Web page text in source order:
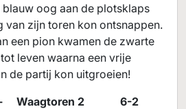
oog aan de plotsklaps
van zijn toren kon ontsnappen.
een pion kwamen de zwarte
leven waarna een vrije
de partij kon uitgroeien!
Waagtoren 2 6-2